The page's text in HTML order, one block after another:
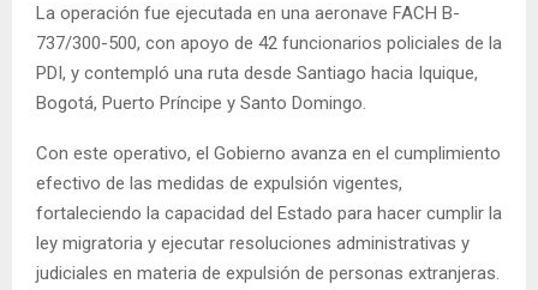
La operación fue ejecutada en una aeronave FACH B-
737/300-500, con apoyo de 42 funcionarios policiales de la
PDI, y contempló una ruta desde Santiago hacia Iquique,
Bogotá, Puerto Príncipe y Santo Domingo.
Con este operativo, el Gobierno avanza en el cumplimiento
efectivo de las medidas de expulsión vigentes,
fortaleciendo la capacidad del Estado para hacer cumplir la
ley migratoria y ejecutar resoluciones administrativas y
judiciales en materia de expulsión de personas extranjeras.